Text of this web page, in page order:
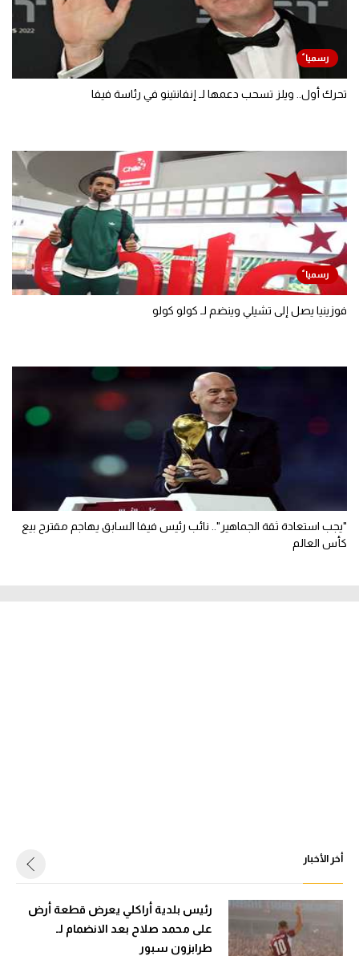
تحرك أول.. ويلز تسحب دعمها لـ إنفانتينو في رئاسة فيفا
فوزينيا يصل إلى تشيلي وينضم لـ كولو كولو
"يجب استعادة ثقة الجماهير".. نائب رئيس فيفا السابق يهاجم مقترح بيع
كأس العالم
أخر الأخبار
رئيس بلدية أراكلي يعرض قطعة أرض
على محمد صلاح بعد الانضمام لـ
طرابزون سبور